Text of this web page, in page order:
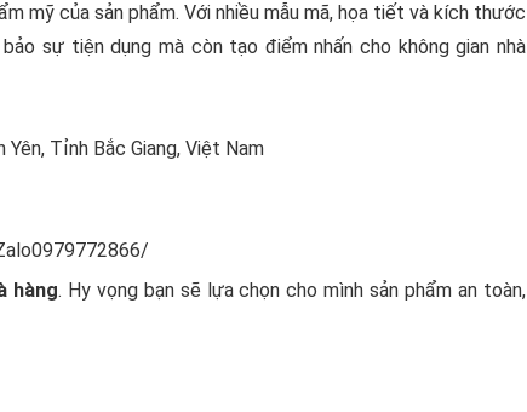
mỹ của sản phẩm. Với nhiều mẫu mã, họa tiết và kích thước
sự tiện dụng mà còn tạo điểm nhấn cho không gian nhà
Tỉnh Bắc Giang, Việt Nam
hàng. Hy vọng bạn sẽ lựa chọn cho mình sản phẩm an toàn,